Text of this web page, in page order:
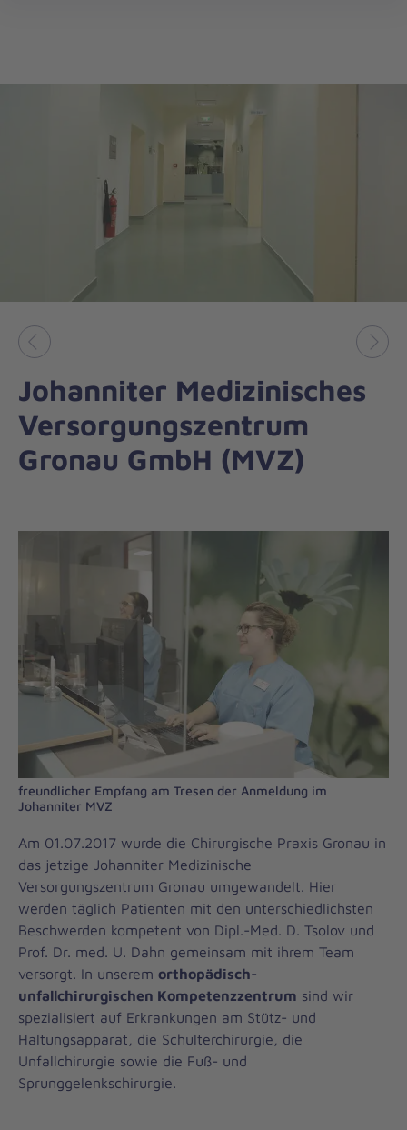
Vorheriges
Johanniter Medizinisches
Versorgungszentrum
Gronau GmbH (MVZ)
freundlicher Empfang am Tresen der Anmeldung im
Johanniter MVZ
Am 01.07.2017 wurde die Chirurgische Praxis Gronau in
das jetzige Johanniter Medizinische
Versorgungszentrum Gronau umgewandelt. Hier
werden täglich Patienten mit den unterschiedlichsten
Beschwerden kompetent von Dipl.-Med. D. Tsolov und
Prof. Dr. med. U. Dahn gemeinsam mit ihrem Team
versorgt. In unserem orthopädisch-
unfallchirurgischen Kompetenzzentrum sind wir
spezialisiert auf Erkrankungen am Stütz- und
Haltungsapparat, die Schulterchirurgie, die
Unfallchirurgie sowie die Fuß- und
Sprunggelenkschirurgie.